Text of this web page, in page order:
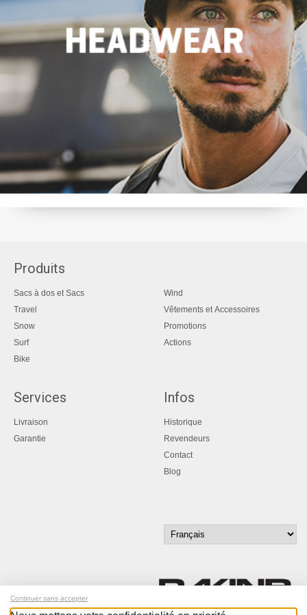
Produits
Sacs à dos et Sacs
Travel
Snow
Surf
Bike
Wind
Vêtements et Accessoires
Promotions
Actions
Services
Livraison
Garantie
Infos
Historique
Revendeurs
Contact
Blog
Continuer sans accepter